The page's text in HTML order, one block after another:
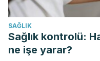
SAĞLIK
Sağlık kontrolü:
ne işe yarar?